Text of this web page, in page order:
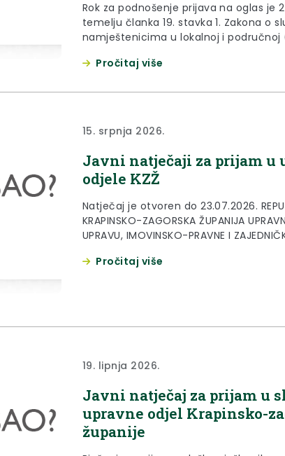
Rok za podnošenje prijava na oglas je
temelju članka 19. stavka 1. Zakona o
namještenicima u lokalnoj i područnoj
112/19., 17/25.) pročelnica Upravnog
raspisuje OGLAS za prijam u službu
Pročitaj više
15. srpnja 2026.
Javni natječaji za prijam u
odjele KZŽ
Natječaj je otvoren do 23.07.2026.
KRAPINSKO-ZAGORSKA ŽUPANIJA
UPRAVU, IMOVINSKO-PRAVNE I
10. srpnja 2026. Temeljem članka 19.
odjela Krapinsko-zagorske županije...
Pročitaj više
19. lipnja 2026.
Javni natječaj za prijam u
upravne odjel Krapinsko-
županije